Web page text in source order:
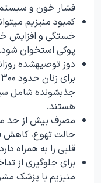
فشار خون و سیستم
کمبود منیزیم
پوکی استخوان شود.
جذبشونده شامل
هستند.
مصرف بیش از حد
حالت تهوع، کاهش
قلبی را به همراه
برای جلوگیری از
منیزیم با پزشک